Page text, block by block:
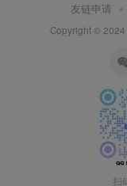
友链申请
Copyright © 2024
扫